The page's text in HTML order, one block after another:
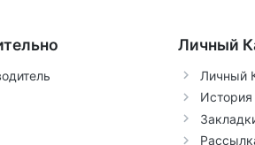
Личный
Личный
История